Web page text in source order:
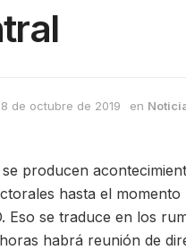
de octubre de 2019 en
se producen
hasta el
Eso se traduce en los
habrá reunión de